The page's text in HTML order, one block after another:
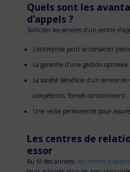
Quels sont les
d’appels ?
Solliciter les services d’un centre
L’entreprise peut se consacrer
La garantie d’une gestion
La société bénéficie d’un service
compétents, formés constamment ;
Une veille permanente pour
Les centres de
essor
Au fil des années, les centres